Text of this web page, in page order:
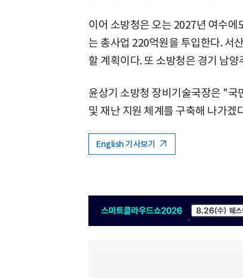
이어 소방청은 오는 2027년 여수
는 총사업 220억원을 투입한다. 서
할 계획이다. 또 소방청은 경기 남
윤상기 소방청 장비기술국장은 "국
및 재난 지원 체계를 구축해 나가겠
English 기사보기